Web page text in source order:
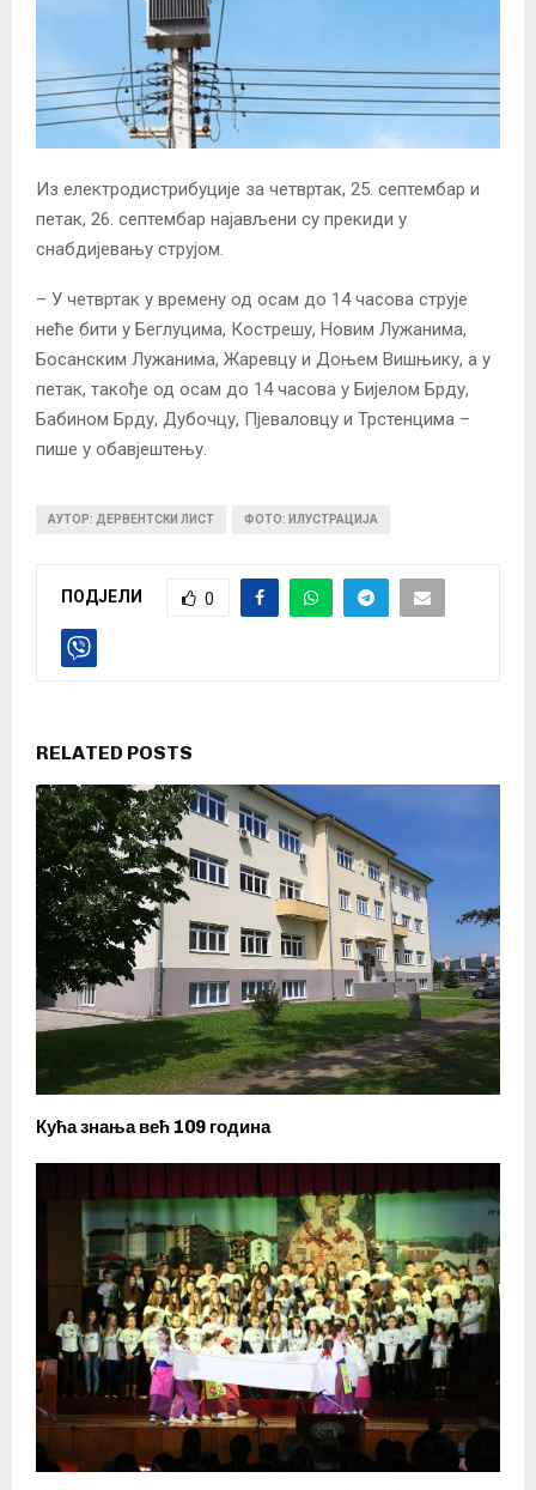
Из електродистрибуције за четвртак, 25. септембар и
петак, 26. септембар најављени су прекиди у
снабдијевању струјом.
– У четвртак у времену од осам до 14 часова струје
неће бити у Беглуцима, Кострешу, Новим Лужанима,
Босанским Лужанима, Жаревцу и Доњем Вишњику, а у
петак, такође од осам до 14 часова у Бијелом Брду,
Бабином Брду, Дубочцу, Пјеваловцу и Трстенцима –
пише у обавјештењу.
АУТОР: ДЕРВЕНТСКИ ЛИСТ ФОТО: ИЛУСТРАЦИЈА
ПОДЈЕЛИ 0
RELATED POSTS
Кућа знања већ 109 година